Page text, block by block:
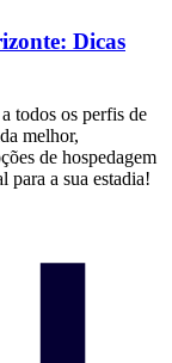
Dicas
todos os perfis de
melhor,
de hospedagem
para a sua estadia!